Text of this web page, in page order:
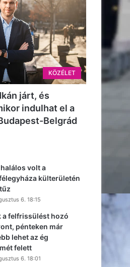
KÖZÉLET
járt, és
indulhat el a
Belgrád
volt a
külterületén
6. 18:15
a felfrissülést hozó
pénteken már
lehet az ég
felett
6. 18:01